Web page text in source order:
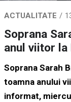
ACTUALITATE
Soprana
anul viitor la
Soprana Sarah
toamna anului
informat,